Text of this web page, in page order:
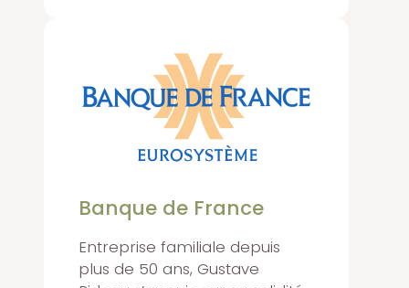
Banque de France
Entreprise familiale depuis
plus de 50 ans, Gustave